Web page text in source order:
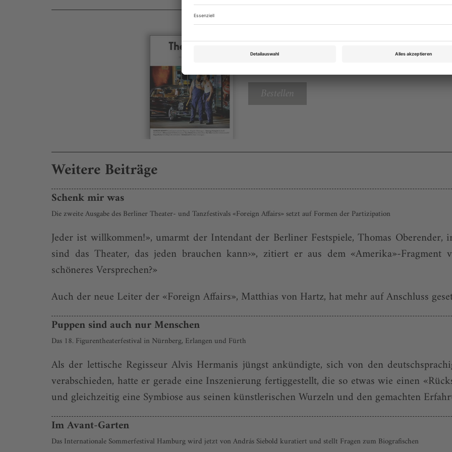
Rubrik: Chronik: Wien Akademietheater, Seite
Bestellen
Weitere Beiträge
Schenk mir was
Die zweite Ausgabe des Berliner Theater- und Tanzfestivals «Foreign Affairs» setzt auf Formen der Partizipation
Jeder ist willkommen!», umarmt der Intendant der Berliner Festspiele, Thomas
sind das Theater, das jeden brauchen kann›», zitiert er aus dem «Amerika»-
schöneres Versprechen?»
Auch der neue Leiter der «Foreign Affairs», Matthias von Hartz, hat mehr auf Anschluss
Puppen sind auch nur Menschen
Das 18. Figurentheaterfestival in Nürnberg, Erlangen und Fürth
Als der lettische Regisseur Alvis Hermanis jüngst ankündigte, sich von den
verabschieden, hatte er gerade eine Inszenierung fertiggestellt, die so etwas wie einen
und gleichzeitig eine Symbiose aus seinen künstlerischen Wurzeln und den gemachten
Im Avant-Garten
Das Internationale Sommerfestival Hamburg wird jetzt von András Siebold kuratiert und stellt Fragen zum Biografischen